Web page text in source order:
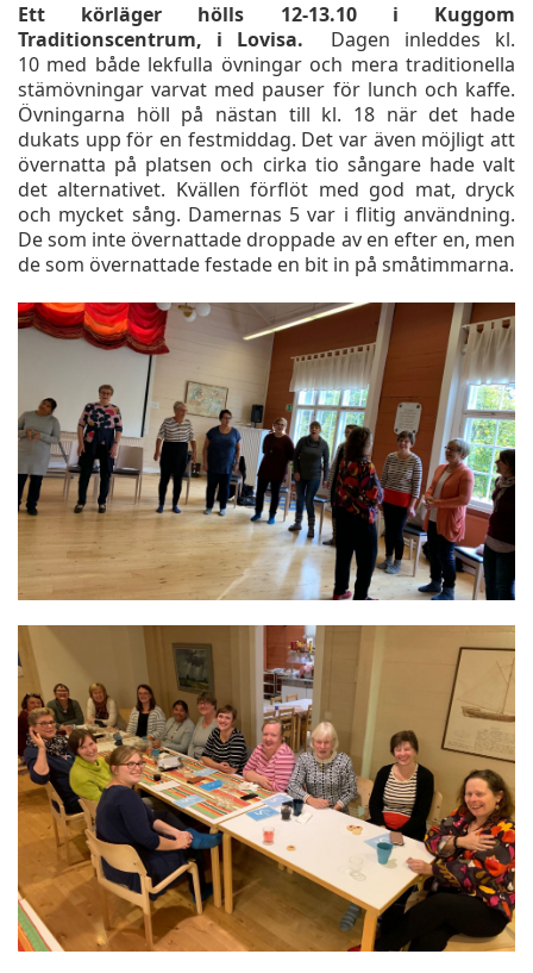
Ett körläger hölls 12-13.10 i Kuggom
Traditionscentrum, i Lovisa. Dagen inleddes kl.
10 med både lekfulla övningar och mera traditionella
stämövningar varvat med pauser för lunch och kaffe.
Övningarna höll på nästan till kl. 18 när det hade
dukats upp för en festmiddag. Det var även möjligt att
övernatta på platsen och cirka tio sångare hade valt
det alternativet. Kvällen förflöt med god mat, dryck
och mycket sång. Damernas 5 var i flitig användning.
De som inte övernattade droppade av en efter en, men
de som övernattade festade en bit in på småtimmarna.